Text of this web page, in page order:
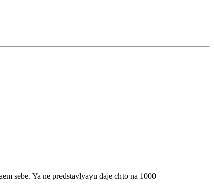
sebe. Ya ne predstavlyayu daje chto na 1000